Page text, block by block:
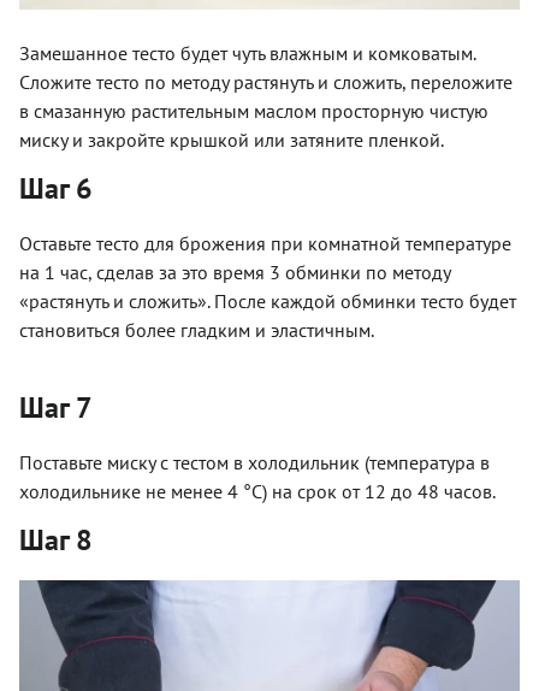
Замешанное тесто будет чуть влажным и комковатым.
Сложите тесто по методу растянуть и сложить, переложите
в смазанную растительным маслом просторную чистую
миску и закройте крышкой или затяните пленкой.
Шаг 6
Оставьте тесто для брожения при комнатной температуре
на 1 час, сделав за это время 3 обминки по методу
«растянуть и сложить». После каждой обминки тесто будет
становиться более гладким и эластичным.
Шаг 7
Поставьте миску с тестом в холодильник (температура в
холодильнике не менее 4 °С) на срок от 12 до 48 часов.
Шаг 8